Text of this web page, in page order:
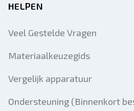
HELPEN
Veel Gestelde Vragen
Materiaalkeuzegids
Vergelijk apparatuur
Ondersteuning (Binnenkort